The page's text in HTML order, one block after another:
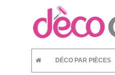
DÉCO PAR PIÈCES